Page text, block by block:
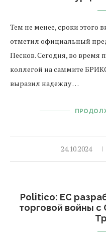
Тем не менее, сроки этого
отметил официальный
Песков. Сегодня, во время
коллегой на саммите
выразил надежду …
24.10.2024
Politico: ЕС
торговой войны